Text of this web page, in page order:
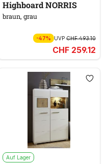
Highboard NORRIS
braun, grau
-47% UVPCHF 493.10
CHF 259.12
Auf Lager